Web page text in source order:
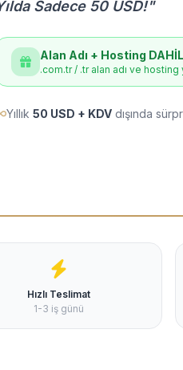
Sadece 50 USD!"
Alan Adı + Hosting DAHİL
.com.tr / .tr alan adı ve hosting
Yıllık 50 USD + KDV dışında
Hızlı Teslimat
1-3 iş günü